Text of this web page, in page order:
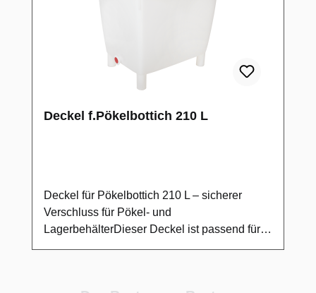
Deckel f.Pökelbottich 210 L
Deckel für Pökelbottich 210 L – sicherer
Verschluss für Pökel- und
LagerbehälterDieser Deckel ist passend für